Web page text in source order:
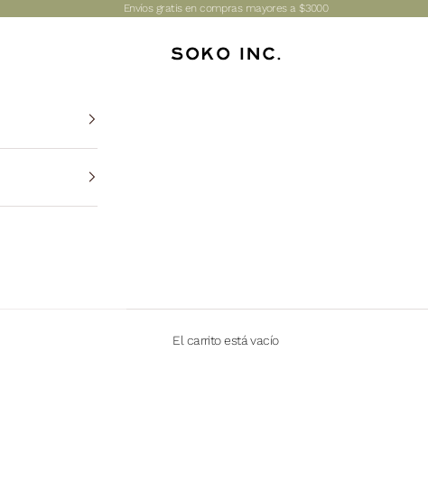
Envíos gratis en compras mayores a $3000
El carrito está vacío